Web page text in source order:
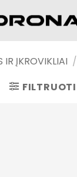
IR ĮKROVIKLIAI /
FILTRUOTI